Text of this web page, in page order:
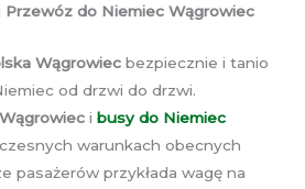
Przewóz do Niemiec Wągrowiec
Wągrowiec bezpiecznie i tanio
od drzwi do drzwi.
i busy do Niemiec
warunkach obecnych
pasażerów przykłada wagę na